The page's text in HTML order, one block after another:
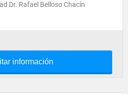
Dr. Rafael Belloso Chacín
información